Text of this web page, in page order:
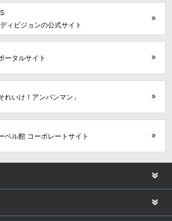
ィビジョンの公式サイト
ータルサイト
れいけ！アンパンマン」
ベル館 コーポレートサイト